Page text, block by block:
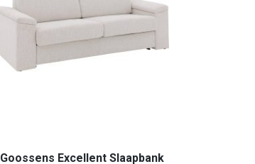
Goossens Excellent Slaapbank